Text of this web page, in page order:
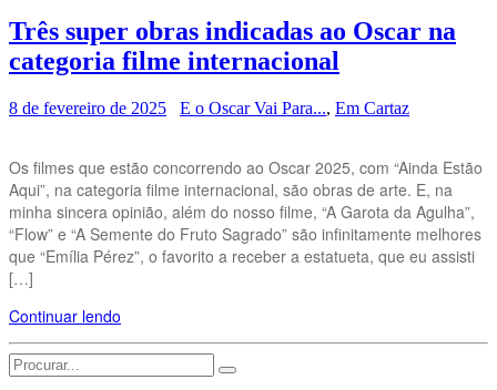
Três super obras indicadas ao Oscar na
categoria filme internacional
8 de fevereiro de 2025 E o Oscar Vai Para..., Em Cartaz
Os filmes que estão concorrendo ao Oscar 2025, com “Ainda Estão
Aqui”, na categoria filme internacional, são obras de arte. E, na
minha sincera opinião, além do nosso filme, “A Garota da Agulha”,
“Flow” e “A Semente do Fruto Sagrado” são infinitamente melhores
que “Emília Pérez”, o favorito a receber a estatueta, que eu assisti
[…]
Continuar lendo
Search
for: